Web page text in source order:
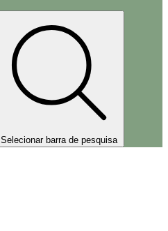
Selecionar barra de pesquisa